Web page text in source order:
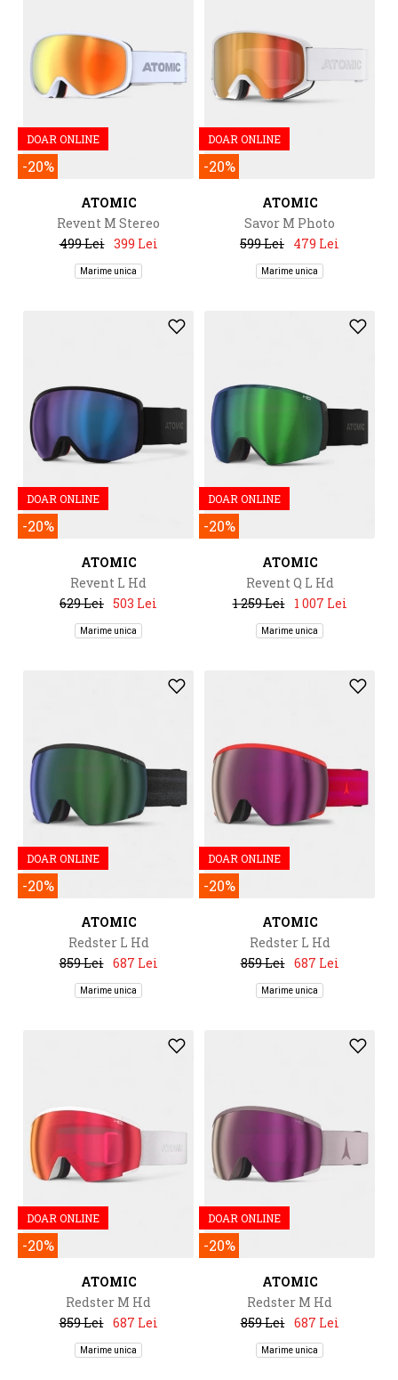
DOAR ONLINE
-20%
ATOMIC
Revent M Stereo
499 Lei 399 Lei
Marime unica
DOAR ONLINE
-20%
ATOMIC
Savor M Photo
599 Lei 479 Lei
Marime unica
DOAR ONLINE
-20%
ATOMIC
Revent L Hd
629 Lei 503 Lei
Marime unica
DOAR ONLINE
-20%
ATOMIC
Revent Q L Hd
1 259 Lei
1 007 Lei
Marime unica
DOAR ONLINE
-20%
ATOMIC
Redster L Hd
859 Lei 687 Lei
Marime unica
DOAR ONLINE
-20%
ATOMIC
Redster L Hd
859 Lei 687 Lei
Marime unica
DOAR ONLINE
-20%
ATOMIC
Redster M Hd
859 Lei 687 Lei
Marime unica
DOAR ONLINE
-20%
ATOMIC
Redster M Hd
859 Lei 687 Lei
Marime unica